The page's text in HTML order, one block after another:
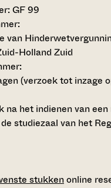
GF 99
:
van
Holland Zuid
:
(verzoek tot inzage
na het indienen van
studiezaal van het
stukkenonline